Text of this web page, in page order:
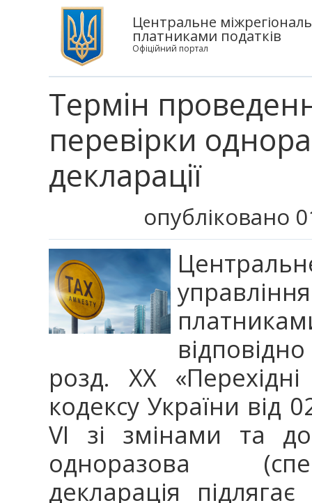
Центральне
платниками податків
Офіційний портал
Термін
перевірки
декларації
опубліковано
розд. XX
кодексу України від
VI зі змінами та
одноразова
декларація